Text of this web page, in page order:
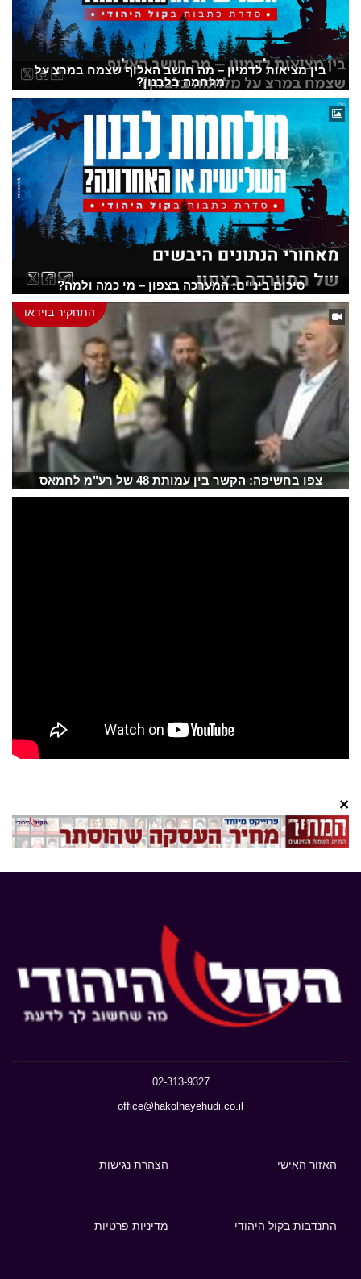
בין מציאות לדמיון – מה חושב האלוף שצמח במרצ על
מלחמה בלבנון?
סיכום ביניים: המערכה בצפון – מי כמה ולמה?
התחקיר בוידאו
צפו בחשיפה: הקשר בין עמותת 48 של רע"מ לחמאס
×
02-313-9327
office@hakolhayehudi.co.il
האזור האישי הצהרת נגישות
התנדבות בקול היהודי מדיניות פרטיות